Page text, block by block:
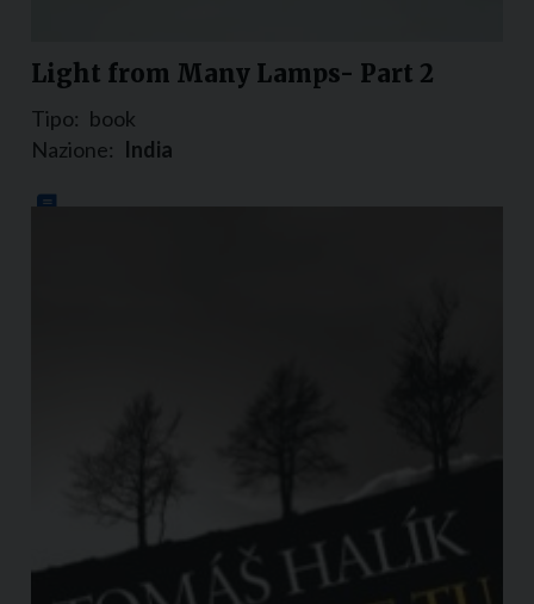
Light from Many Lamps- Part 2
Tipo: book
Nazione: India